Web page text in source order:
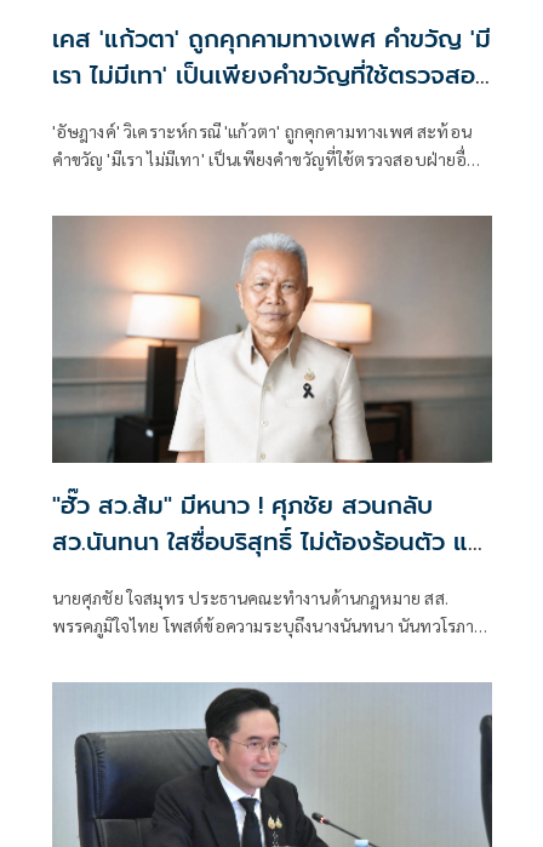
เคส 'แก้วตา' ถูกคุกคามทางเพศ คำขวัญ 'มี
เรา ไม่มีเทา' เป็นเพียงคำขวัญที่ใช้ตรวจสอบ
'อัษฎางค์' วิเคราะห์กรณี 'แก้วตา' ถูกคุกคามทางเพศ สะท้อน
คำขวัญ 'มีเรา ไม่มีเทา' เป็นเพียงคำขวัญที่ใช้ตรวจสอบฝ่ายอื่น
ซ้ำในหลายรูปแบบ ตั้งแต่เรื่อง ทางเพศ ยาเสพติด การพนัน ข้อ
กล่าวหาทางการเงิน พรรคย่อมไม่อาจอธิบายทุกกรณีว่าเป็น
ความผิดส่วนบุคคลได้อีกต่อไป
"ฮั๊ว สว.ส้ม" มีหนาว ! ศุภชัย สวนกลับ
สว.นันทนา ใสซื่อบริสุทธิ์ ไม่ต้องร้อนตัว แฉ
เมืองทองธานี ไม่ได้แชร์ค่าใช้จ่านกัน เพรามี
หลักฐาน "หิรัญ - ฟ้าเดียวกัน" ทั้งจอง ทั้ง
จ่าย
นายศุภชัย ใจสมุทร ประธานคณะทำงานด้านกฎหมาย สส.
พรรคภูมิใจไทย โพสต์ข้อความระบุถึงนางนันทนา นันทวโรภาส
พฤติกรรม จัดประชุมผู้สมัคร สว.ส้ม ที่ห้องจูปิเตอร์ เมืองทอง